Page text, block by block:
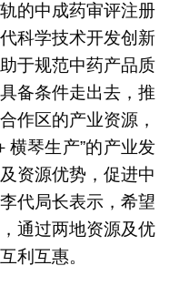
的中成药审评注册
科学技术开发创新
于规范中药产品质
备条件走出去，推
作区的产业资源，
横琴生产”的产业发
资源优势，促进中
代局长表示，希望
通过两地资源及优
利互惠。